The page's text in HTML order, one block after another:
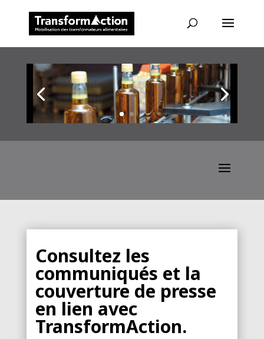
Consultez les
communiqués et la
couverture de presse
en lien avec
TransformAction.